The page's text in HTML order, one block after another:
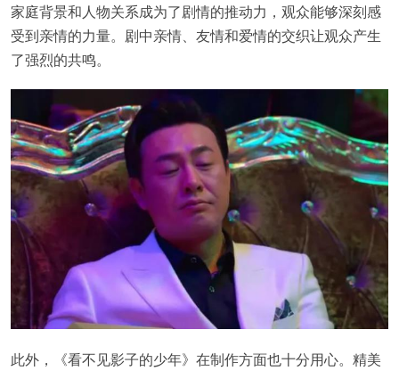
家庭背景和人物关系成为了剧情的推动力，观众能够深刻感
受到亲情的力量。剧中亲情、友情和爱情的交织让观众产生
了强烈的共鸣。
此外，《看不见影子的少年》在制作方面也十分用心。精美